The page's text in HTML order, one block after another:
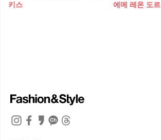
키스
에메 레온 도르